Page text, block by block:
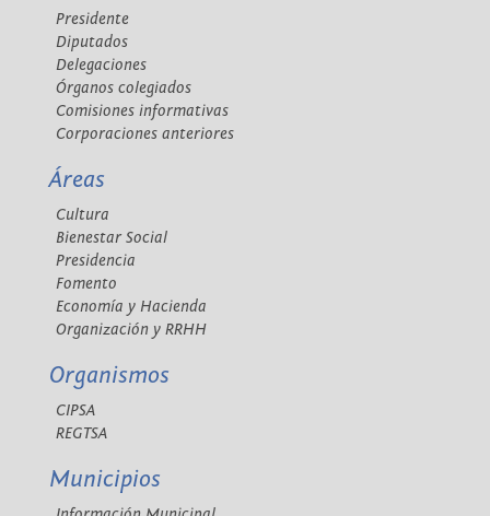
Presidente
Diputados
Delegaciones
Órganos colegiados
Comisiones informativas
Corporaciones anteriores
Áreas
Cultura
Bienestar Social
Presidencia
Fomento
Economía y Hacienda
Organización y RRHH
Organismos
CIPSA
REGTSA
Municipios